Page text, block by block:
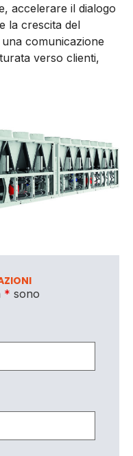
accelerare il dialogo
la crescita del
comunicazione
verso clienti,
* sono